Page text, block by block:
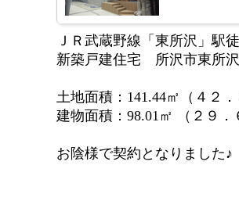
ＪＲ武蔵野線「東所沢」駅
新築戸建住宅 所沢市東所沢
土地面積：141.44㎡（４２．
建物面積：98.01㎡ （２９．
お陰様で契約となりました♪